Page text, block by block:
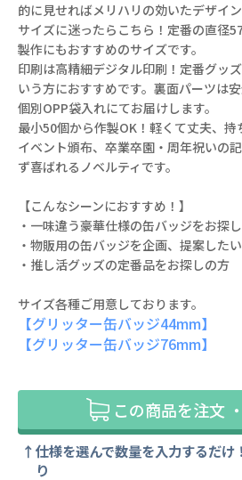
的に見せればメリハリの効いたデザイン
サイズに迷ったらこちら！定番の直径
製作にもおすすめのサイズです。
印刷は高精細デジタル印刷！定番グッ
いう方におすすめです。裏面パーツは
個別OPP袋入れにてお届けします。
最小50個から作製OK！軽くて丈夫、
イベント頒布、卒業卒園・周年祝いの
ず喜ばれるノベルティです。
【こんなシーンにおすすめ！】
・一味違う豪華仕様の缶バッジをお探
・物販用の缶バッジを企画、提案したい
・推し活グッズの定番品をお探しの方
サイズ各種ご用意しております。
【グリッター缶バッジ44mm】
【グリッター缶バッジ76mm】
この商品を注文
仕様を選んで数量を入力するだけ
り